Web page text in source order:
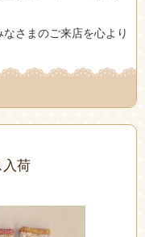
さまのご来店を心より
入荷